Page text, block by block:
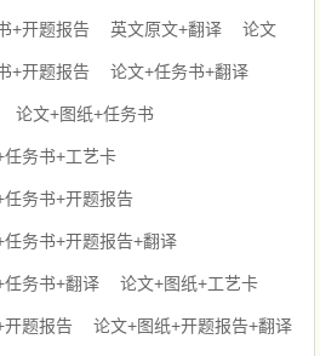
+开题报告 英文原文+翻译 论文
+开题报告 论文+任务书+翻译
论文+图纸+任务书
任务书+工艺卡
任务书+开题报告
任务书+开题报告+翻译
任务书+翻译 论文+图纸+工艺卡
开题报告 论文+图纸+开题报告+翻译